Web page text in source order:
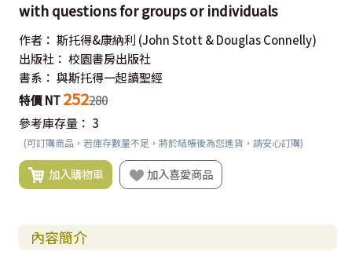
with questions for groups or individuals
作者： 斯托得&康納利 (John Stott & Douglas Connelly)
出版社： 校園書房出版社
書系： 與斯托得一起讀聖經
特價 NT 252280
參考庫存量： 3
(可訂購商品，若庫存數量不足，將於結帳後為您進貨，請安心訂購)
加入購物車 加入喜愛商品
內容簡介